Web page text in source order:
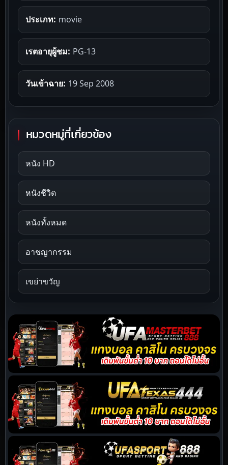
ประเภท: movie
เรตอายุผู้ชม: PG-13
วันเข้าฉาย: 19 Sep 2008
หมวดหมู่ที่เกี่ยวข้อง
หนัง HD
หนังชีวิต
หนังทั้งหมด
อาชญากรรม
เขย่าขวัญ